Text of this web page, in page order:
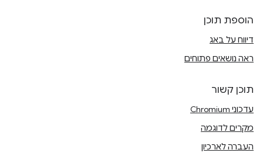
הוספת תוכן
דיווח על באג
ראה נושאים פתוחים
תוכן קשור
עדכוני Chromium
מקרים לדוגמה
העברה לארכיון